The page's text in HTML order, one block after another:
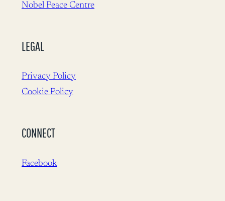
Nobel Peace Centre
LEGAL
Privacy Policy
Cookie Policy
CONNECT
Facebook